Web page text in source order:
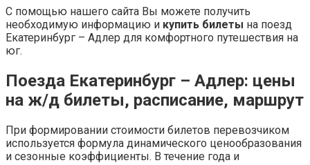
С помощью нашего сайта Вы можете получить
необходимую информацию и купить билеты на поезд
Екатеринбург – Адлер для комфортного путешествия на
юг.
Поезда Екатеринбург – Адлер: цены
на ж/д билеты, расписание, маршрут
При формировании стоимости билетов перевозчиком
используется формула динамического ценообразования
и сезонные коэффициенты. В течение года и